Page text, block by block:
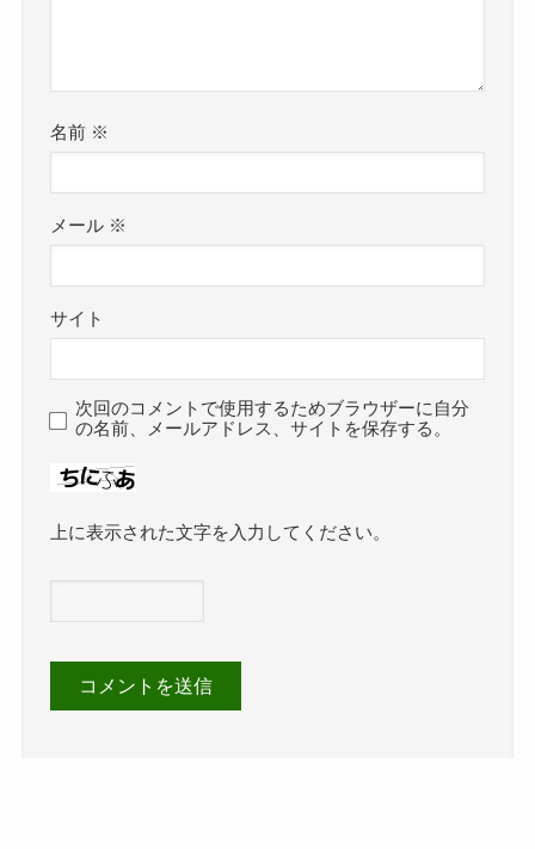
名前 ※
メール ※
サイト
次回のコメントで使用するためブラウザーに自分
の名前、メールアドレス、サイトを保存する。
上に表示された文字を入力してください。